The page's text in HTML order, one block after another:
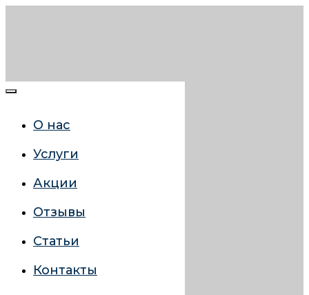
О нас
Услуги
Акции
Отзывы
Статьи
Контакты